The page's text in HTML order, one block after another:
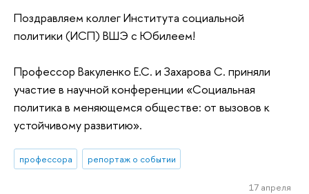
Поздравляем коллег Института социальной
политики (ИСП) ВШЭ с Юбилеем!
Профессор Вакуленко Е.С. и Захарова С. приняли
участие в научной конференции «Социальная
политика в меняющемся обществе: от вызовов к
устойчивому развитию».
профессора репортаж о событии
17 апреля